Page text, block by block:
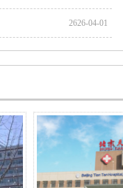
2626-04-01